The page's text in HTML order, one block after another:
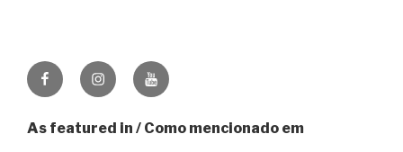
FacebookInstagramYoutube
As featured in / Como mencionado em